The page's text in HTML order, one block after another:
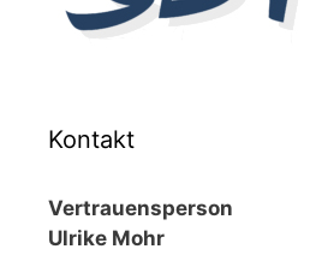
Kontakt
Vertrauensperson
Ulrike Mohr